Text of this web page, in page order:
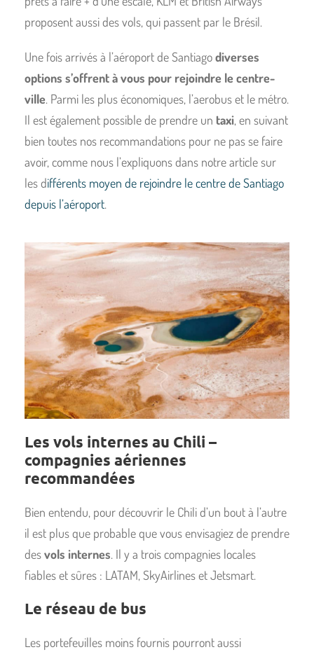
proposent aussi des vols, qui passent par le Brésil.
Une fois arrivés à l’aéroport de Santiagodiverses
options s’offrent à vous pour rejoindre le centre-
ville. Parmi les plus économiques, l’aerobus et le métro.
Il est également possible de prendre un taxi, en suivant
bien toutes nos recommandations pour ne pas se faire
avoir, comme nous l’expliquons dans notre article sur
les différents moyen de rejoindre le centre de Santiago
depuis l’aéroport.
Les vols internes au Chili –
compagnies aériennes
recommandées
Bien entendu, pour découvrir le Chili d’un bout à l’autre
il est plus que probable que vous envisagiez de prendre
desvols internes. Il y a trois compagnies locales
fiables et sûres : LATAM, SkyAirlines et Jetsmart.
Le réseau de bus
Les portefeuilles moins fournis pourront aussi